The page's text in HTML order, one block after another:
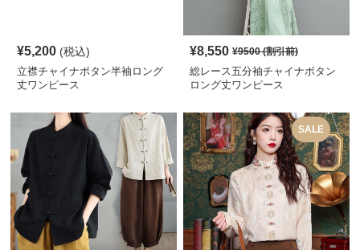
¥5,200 (税込)
立襟チャイナボタン半袖ロング
丈ワンピース
¥8,550 ¥9500(割引前)
総レース五分袖チャイナボタン
ロング丈ワンピース
SALE